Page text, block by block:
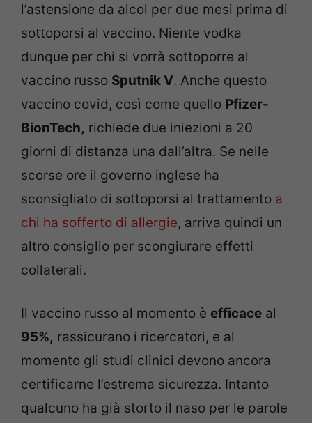
l’astensione da alcol per due mesi prima di
sottoporsi al vaccino. Niente vodka
dunque per chi si vorrà sottoporre al
vaccino russo Sputnik V. Anche questo
vaccino covid, così come quello Pfizer-
BionTech, richiede due iniezioni a 20
giorni di distanza una dall’altra. Se nelle
scorse ore il governo inglese ha
sconsigliato di sottoporsi al trattamento a
chi ha sofferto di allergie, arriva quindi un
altro consiglio per scongiurare effetti
collaterali.
Il vaccino russo al momento è efficace al
95%, rassicurano i ricercatori, e al
momento gli studi clinici devono ancora
certificarne l’estrema sicurezza. Intanto
qualcuno ha già storto il naso per le parole